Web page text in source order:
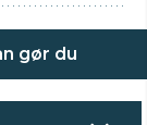
gør du